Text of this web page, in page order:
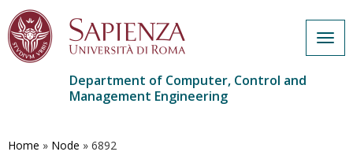
main
Department of Computer, Control and
Management Engineering
Home » Node » 6892